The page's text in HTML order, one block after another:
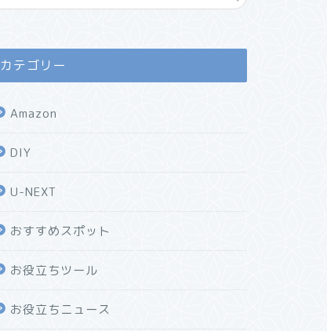
カテゴリー
Amazon
DIY
U-NEXT
おすすめスポット
お役立ちツール
お役立ちニュース